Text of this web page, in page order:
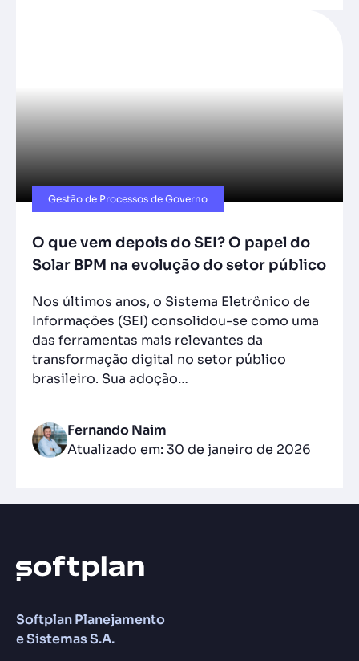
Gestão de Processos de Governo
O que vem depois do SEI? O papel do
Solar BPM na evolução do setor público
Nos últimos anos, o Sistema Eletrônico de
Informações (SEI) consolidou-se como uma
das ferramentas mais relevantes da
transformação digital no setor público
brasileiro. Sua adoção…
Fernando Naim
Atualizado em: 30 de janeiro de 2026
Softplan Planejamento
e Sistemas S.A.